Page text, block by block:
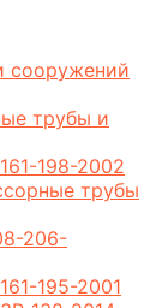
сооружений
трубы и
198-2002
трубы
206-
195-2001